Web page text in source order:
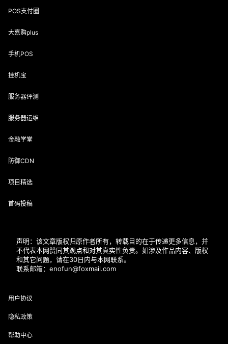
POS支付圈
大嘉购plus
手机POS
挂机宝
服务器评测
服务器运维
金融学堂
防御CDN
项目精选
首码投稿
声明：该文章版权归原作者所有，转载目的在于传递更多信息，并
不代表本网赞同其观点和对其真实性负责。如涉及作品内容、版权
和其它问题，请在30日内与本网联系。
联系邮箱：enofun@foxmail.com
用户协议
隐私政策
帮助中心